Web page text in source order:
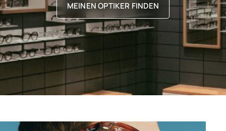
MEINEN OPTIKER FINDEN